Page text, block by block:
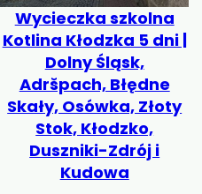
Wycieczka szkolna
Kotlina Kłodzka 5 dni |
Dolny Śląsk,
Adršpach, Błędne
Skały, Osówka, Złoty
Stok, Kłodzko,
Duszniki-Zdrój i
Kudowa